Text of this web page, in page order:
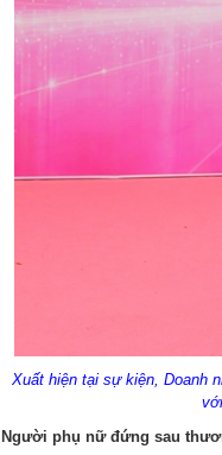
Xuất hiện tại sự kiện, Doanh
Người phụ nữ đứng sau